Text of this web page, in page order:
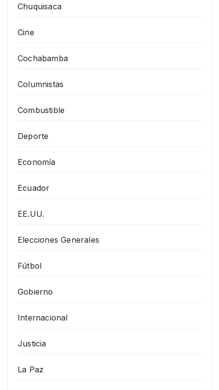
Chuquisaca
Cine
Cochabamba
Columnistas
Combustible
Deporte
Economía
Ecuador
EE.UU.
Elecciones Generales
Fútbol
Gobierno
Internacional
Justicia
La Paz